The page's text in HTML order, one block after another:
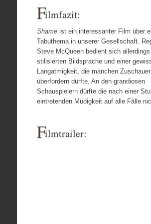
Filmfazit:
Shameist ein interessanter Film über
Tabuthema in unserer Gesellschaft.
Steve McQueen bedient sich allerdings
stilisierten Bildsprache und einer
Langatmigkeit, die manchen
überfordern dürfte. An den grandiosen
Schauspielern dürfte die nach einer
eintretenden Müdigkeit auf alle Fälle
Filmtrailer: